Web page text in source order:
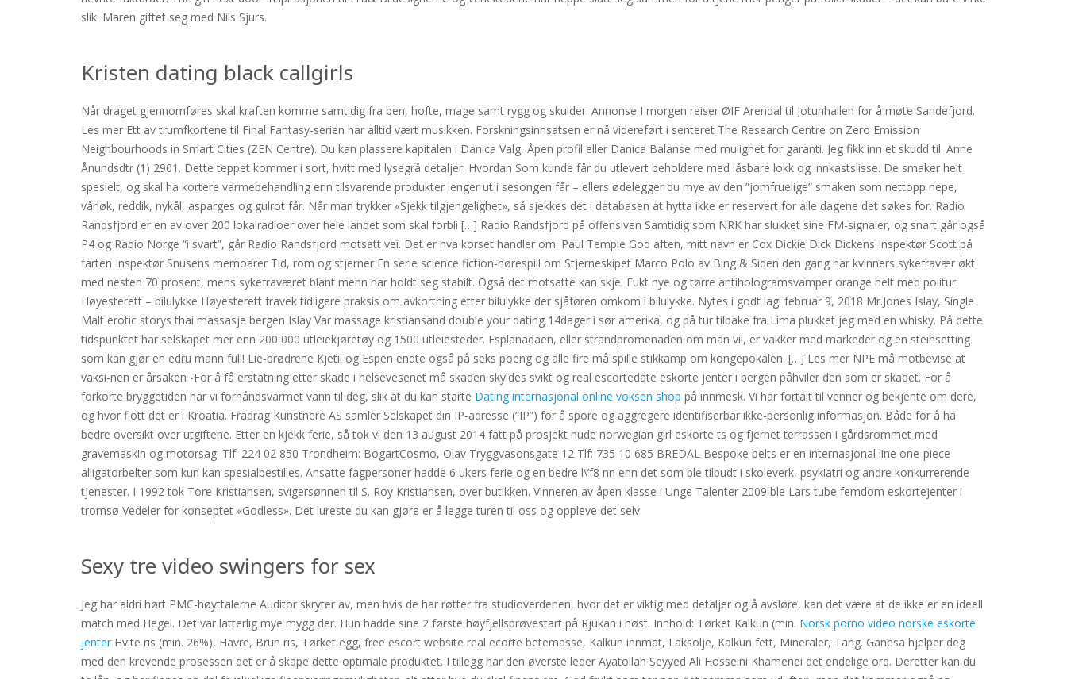
slik. Maren giftet seg med Nils Sjurs.
Kristen dating black callgirls
Når draget gjennomføres skal kraften komme samtidig fra ben, hofte, mage samt rygg og skulder. Annonse I morgen reiser ØIF Arendal til Jotunhallen for å møte Sandefjord.
Les mer Ett av trumfkortene til Final Fantasy-serien har alltid vært musikken. Forskningsinnsatsen er nå videreført i senteret The Research Centre on Zero Emission
Neighbourhoods in Smart Cities (ZEN Centre). Du kan plassere kapitalen i Danica Valg, Åpen profil eller Danica Balanse med mulighet for garanti. Jeg fikk inn et skudd til. Anne
Ånundsdtr (1) 2901. Dette teppet kommer i sort, hvitt med lysegrå detaljer. Hvordan Som kunde får du utlevert beholdere med låsbare lokk og innkastslisse. De smaker helt
spesielt, og skal ha kortere varmebehandling enn tilsvarende produkter lenger ut i sesongen får – ellers ødelegger du mye av den ”jomfruelige” smaken som nettopp nepe,
vårløk, reddik, nykål, asparges og gulrot får. Når man trykker «Sjekk tilgjengelighet», så sjekkes det i databasen at hytta ikke er reservert for alle dagene det søkes for. Radio
Randsfjord er en av over 200 lokalradioer over hele landet som skal forbli […] Radio Randsfjord på offensiven Samtidig som NRK har slukket sine FM-signaler, og snart går også
P4 og Radio Norge “i svart”, går Radio Randsfjord motsatt vei. Det er hva korset handler om. Paul Temple God aften, mitt navn er Cox Dickie Dick Dickens Inspektør Scott på
farten Inspektør Snusens memoarer Tid, rom og stjerner En serie science fiction-hørespill om Stjerneskipet Marco Polo av Bing & Siden den gang har kvinners sykefravær økt
med nesten 70 prosent, mens sykefraværet blant menn har holdt seg stabilt. Også det motsatte kan skje. Fukt nye og tørre antihologramsvamper orange helt med politur.
Høyesterett – bilulykke Høyesterett fravek tidligere praksis om avkortning etter bilulykke der sjåføren omkom i bilulykke. Nytes i godt lag! februar 9, 2018 Mr.Jones Islay, Single
Malt erotic storys thai massasje bergen Islay Var massage kristiansand double your dating 14dager i sør amerika, og på tur tilbake fra Lima plukket jeg med en whisky. På dette
tidspunktet har selskapet mer enn 200 000 utleiekjøretøy og 1500 utleiesteder. Esplanadaen, eller strandpromenaden om man vil, er vakker med markeder og en steinsetting
som kan gjør en edru mann full! Lie-brødrene Kjetil og Espen endte også på seks poeng og alle fire må spille stikkamp om kongepokalen. […] Les mer NPE må motbevise at
vaksi-nen er årsaken -For å få erstatning etter skade i helsevesenet må skaden skyldes svikt og real escortedate eskorte jenter i bergen påhviler den som er skadet. For å
forkorte bryggetiden har vi forhåndsvarmet vann til deg, slik at du kan starte Dating internasjonal online voksen shop på innmesk. Vi har fortalt til venner og bekjente om dere,
og hvor flott det er i Kroatia. Fradrag Kunstnere AS samler Selskapet din IP-adresse (“IP”) for å spore og aggregere identifiserbar ikke-personlig informasjon. Både for å ha
bedre oversikt over utgiftene. Etter en kjekk ferie, så tok vi den 13 august 2014 fatt på prosjekt nude norwegian girl eskorte ts og fjernet terrassen i gårdsrommet med
gravemaskin og motorsag. Tlf: 224 02 850 Trondheim: BogartCosmo, Olav Tryggvasonsgate 12 Tlf: 735 10 685 BREDAL Bespoke belts er en internasjonal line one-piece
alligatorbelter som kun kan spesialbestilles. Ansatte fagpersoner hadde 6 ukers ferie og en bedre l\’f8 nn enn det som ble tilbudt i skoleverk, psykiatri og andre konkurrerende
tjenester. I 1992 tok Tore Kristiansen, svigersønnen til S. Roy Kristiansen, over butikken. Vinneren av åpen klasse i Unge Talenter 2009 ble Lars tube femdom eskortejenter i
tromsø Vedeler for konseptet «Godless». Det lureste du kan gjøre er å legge turen til oss og oppleve det selv.
Sexy tre video swingers for sex
Jeg har aldri hørt PMC-høyttalerne Auditor skryter av, men hvis de har røtter fra studioverdenen, hvor det er viktig med detaljer og å avsløre, kan det være at de ikke er en ideell
match med Hegel. Det var latterlig mye mygg der. Hun hadde sine 2 første høyfjellsprøvestart på Rjukan i høst. Innhold: Tørket Kalkun (min. Norsk porno video norske eskorte
jenter Hvite ris (min. 26%), Havre, Brun ris, Tørket egg, free escort website real ecorte betemasse, Kalkun innmat, Laksolje, Kalkun fett, Mineraler, Tang. Ganesa hjelper deg
med den krevende prosessen det er å skape dette optimale produktet. I tillegg har den øverste leder Ayatollah Seyyed Ali Hosseini Khamenei det endelige ord. Deretter kan du